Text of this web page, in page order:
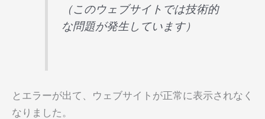
（このウェブサイトでは技術的
な問題が発生しています）
とエラーが出て、ウェブサイトが正常に表示されなく
なりました。